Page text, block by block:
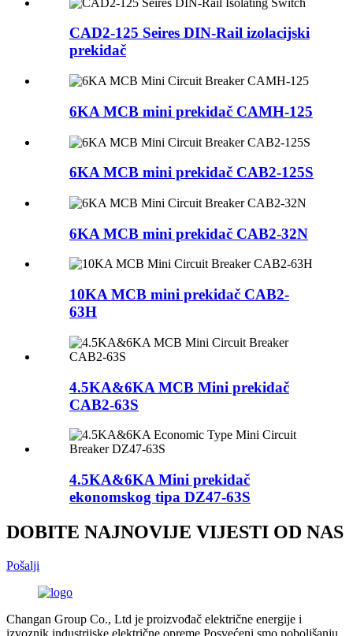
CAD2-125 Seires DIN-Rail izolacijski
prekidač
6KA MCB mini prekidač CAMH-125
6KA MCB mini prekidač CAB2-125S
6KA MCB mini prekidač CAB2-32N
10KA MCB mini prekidač CAB2-
63H
4.5KA&6KA MCB Mini prekidač
CAB2-63S
4.5KA&6KA Mini prekidač
ekonomskog tipa DZ47-63S
DOBITE NAJNOVIJE VIJESTI OD NAS
Pošalji
Changan Group Co., Ltd je proizvođač električne energije i
izvoznik industrijske električne opreme.Posvećeni smo poboljšanju